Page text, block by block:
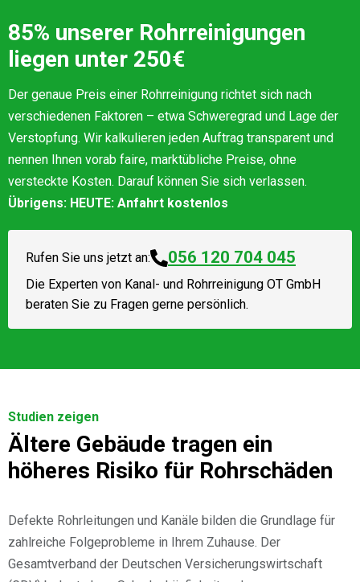
85% unserer Rohrreinigungen
liegen unter 250€
Der genaue Preis einer Rohrreinigung richtet sich nach
verschiedenen Faktoren – etwa Schweregrad und Lage der
Verstopfung. Wir kalkulieren jeden Auftrag transparent und
nennen Ihnen vorab faire, marktübliche Preise, ohne
versteckte Kosten. Darauf können Sie sich verlassen.
Übrigens: HEUTE: Anfahrt kostenlos
Rufen Sie uns jetzt an: 056 120 704 045
Die Experten von Kanal- und Rohrreinigung OT GmbH
beraten Sie zu Fragen gerne persönlich.
Studien zeigen
Ältere Gebäude tragen ein
höheres Risiko für Rohrschäden
Defekte Rohrleitungen und Kanäle bilden die Grundlage für
zahlreiche Folgeprobleme in Ihrem Zuhause. Der
Gesamtverband der Deutschen Versicherungswirtschaft